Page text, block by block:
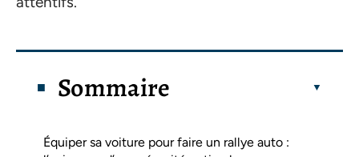
Sommaire
Équiper sa voiture pour faire un rallye auto :